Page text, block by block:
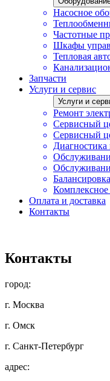
Насосное
Частотные
Шкафы
Тепловая
Запчасти
Услуги и сервис
Услуги и
Ремонт
Сервисный
Сервисный
Оплата и доставка
Контакты
Контакты
город:
г. Москва
г. Омск
г. Санкт-Петербург
адрес: